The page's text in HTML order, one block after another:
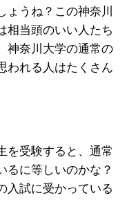
ょうね？この神奈川
相当頭のいい人たち
神奈川大学の通常の
われる人はたくさん
を受験すると、通常
るに等しいのかな？
入試に受かっている